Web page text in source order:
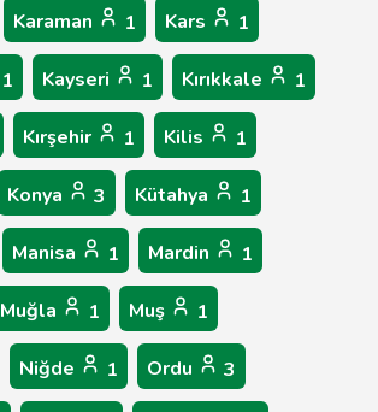
Karaman 1 Kars 1
1 Kayseri 1 Kırıkkale 1
Kırşehir 1 Kilis 1
Konya 3 Kütahya 1
Manisa 1 Mardin 1
Muğla 1 Muş 1
Niğde 1 Ordu 3